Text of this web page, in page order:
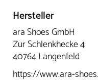
Hersteller
ara Shoes GmbH
Zur Schlenkhecke 4
40764 Langenfeld
https://www.ara-